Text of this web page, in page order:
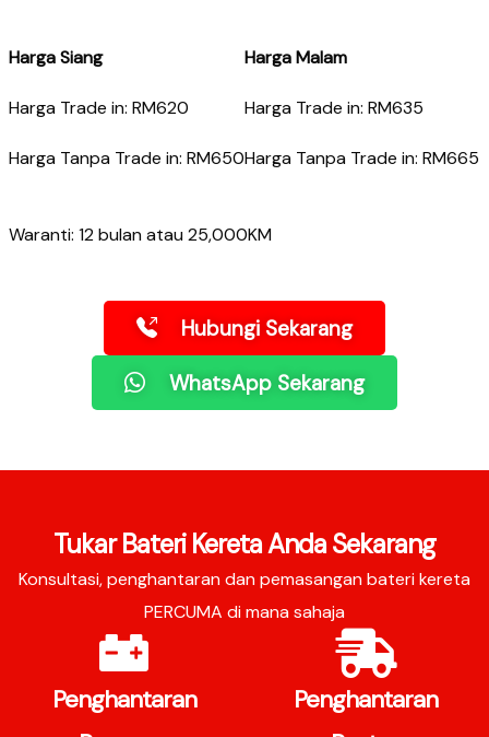
Harga Siang
Harga Trade in: RM620
Harga Tanpa Trade in: RM650
Harga Malam
Harga Trade in: RM635
Harga Tanpa Trade in: RM665
Waranti: 12 bulan atau 25,000KM
Hubungi Sekarang
WhatsApp Sekarang
Tukar Bateri Kereta Anda Sekarang
Konsultasi, penghantaran dan pemasangan bateri kereta
PERCUMA di mana sahaja
Penghantaran
Penghantaran